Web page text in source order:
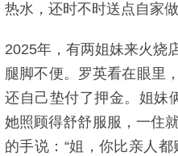
热水，还时不时送点自家做
2025年，有两姐妹来火烧
腿脚不便。罗英看在眼里
还自己垫付了押金。姐妹
她照顾得舒舒服服，一住
的手说：“姐，你比亲人